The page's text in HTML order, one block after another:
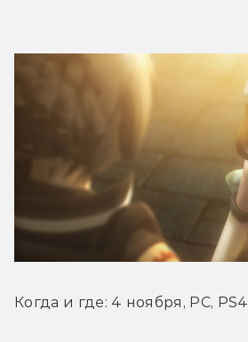
Когда и где: 4 ноября, PC, PS4